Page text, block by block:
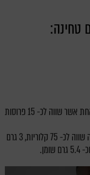
טחינה:
המתכון מתאים עבור תבנית אנגליש קייק אחת אשר שווה לכ- 15 פרוסות
לכן מכך ניתן לחשב כי כל פרוסת לחם טחינה שווה לכ- 75 קלוריות, 3 גרם